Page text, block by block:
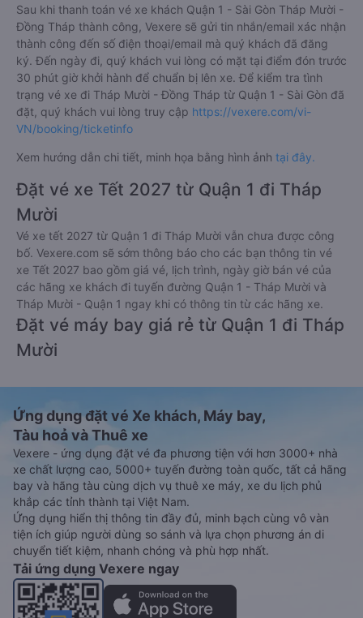
Sau khi thanh toán vé xe khách Quận 1 - Sài Gòn Tháp Mười -
Đồng Tháp thành công, Vexere sẽ gửi tin nhắn/email xác nhận
thành công đến số điện thoại/email mà quý khách đã đăng
ký. Đến ngày đi, quý khách vui lòng có mặt tại điểm đón trước
30 phút giờ khởi hành để chuẩn bị lên xe. Để kiểm tra tình
trạng vé xe đi Tháp Mười - Đồng Tháp từ Quận 1 - Sài Gòn đã
đặt, quý khách vui lòng truy cập https://vexere.com/vi-
VN/booking/ticketinfo
Xem hướng dẫn chi tiết, minh họa bằng hình ảnh tại đây.
Đặt vé xe Tết 2027 từ Quận 1 đi Tháp
Mười
Vé xe tết 2027 từ Quận 1 đi Tháp Mười vẫn chưa được công
bố. Vexere.com sẽ sớm thông báo cho các bạn thông tin vé
xe Tết 2027 bao gồm giá vé, lịch trình, ngày giờ bán vé của
các hãng xe khách đi tuyến đường Quận 1 - Tháp Mười và
Tháp Mười - Quận 1 ngay khi có thông tin từ các hãng xe.
Đặt vé máy bay giá rẻ từ Quận 1 đi Tháp
Mười
Ứng dụng đặt vé Xe khách, Máy bay,
Tàu hoả và Thuê xe
Vexere - ứng dụng đặt vé đa phương tiện với hơn 3000+ nhà
xe chất lượng cao, 5000+ tuyến đường toàn quốc, tất cả hãng
bay và hãng tàu cùng dịch vụ thuê xe máy, xe du lịch phủ
khắp các tỉnh thành tại Việt Nam.
Ứng dụng hiển thị thông tin đầy đủ, minh bạch cùng vô vàn
tiện ích giúp người dùng so sánh và lựa chọn phương án di
chuyển tiết kiệm, nhanh chóng và phù hợp nhất.
Tải ứng dụng Vexere ngay